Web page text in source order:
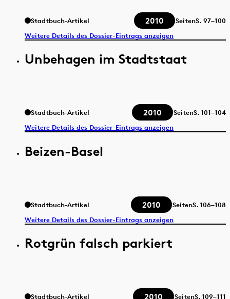
Stadtbuch-Artikel 2010 SeitenS. 97–100
Weitere Details des Dossier-Eintrags anzeigen
Unbehagen im Stadtstaat
Stadtbuch-Artikel 2010 SeitenS.101–104
Weitere Details des Dossier-Eintrags anzeigen
Beizen-Basel
Stadtbuch-Artikel 2010 SeitenS.106–108
Weitere Details des Dossier-Eintrags anzeigen
Rotgrün falsch parkiert
Stadtbuch-Artikel 2010 SeitenS.109–111